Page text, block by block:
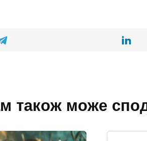
також може